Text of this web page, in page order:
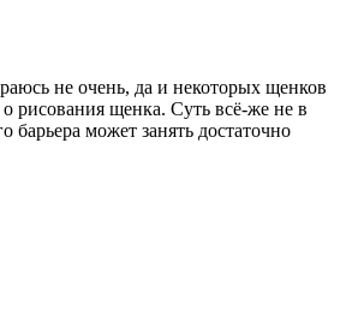
не очень, да и некоторых щенков
рисования щенка. Суть всё-же не в
может занять достаточно